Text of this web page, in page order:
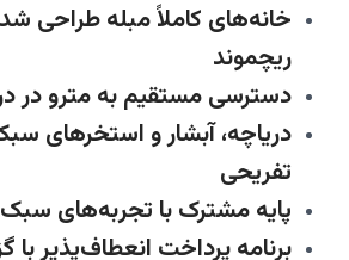
خانه‌های کاملاً مبله طراحی
ریچموند
دسترسی مستقیم به مترو در
دریاچه، آبشار و استخرهای
تفریحی
پایه مشترک با تجربه‌های
برنامه پرداخت انعطاف‌پذیر با